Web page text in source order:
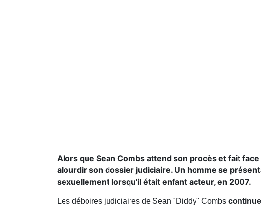
Alors que Sean Combs attend son procès et fait
alourdir son dossier judiciaire. Un homme se
sexuellement lorsqu'il était enfant acteur, en 2007.
Les déboires judiciaires de Sean "Diddy" Combs